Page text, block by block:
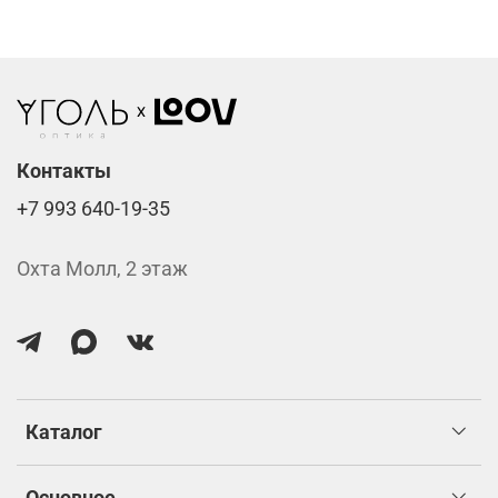
Каталог
Контакты
+7 993 640-19-35
Охта Молл, 2 этаж